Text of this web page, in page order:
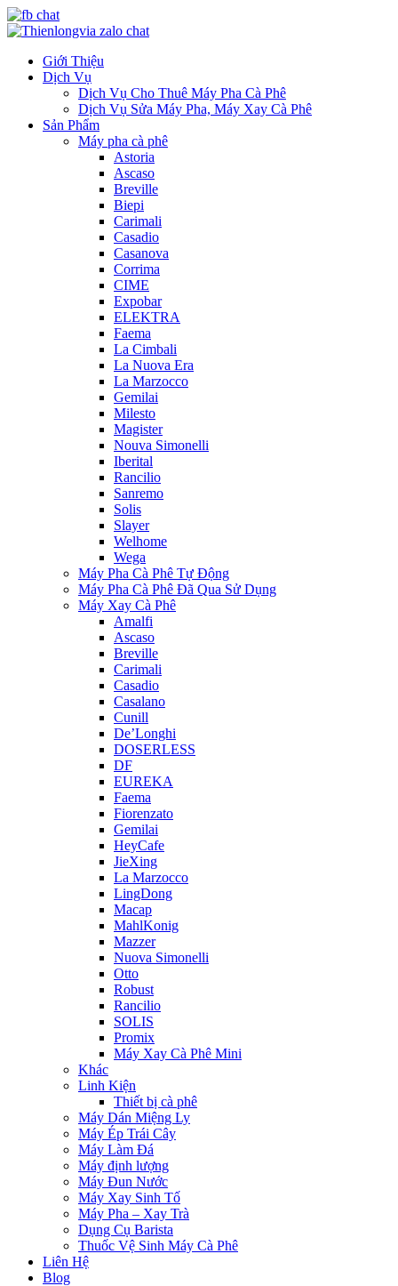
Giới Thiệu
Dịch Vụ
Dịch Vụ Cho Thuê Máy Pha Cà Phê
Dịch Vụ Sửa Máy Pha, Máy Xay Cà Phê
Sản Phẩm
Máy pha cà phê
Astoria
Ascaso
Breville
Biepi
Carimali
Casadio
Casanova
Corrima
CIME
Expobar
ELEKTRA
Faema
La Cimbali
La Nuova Era
La Marzocco
Gemilai
Milesto
Magister
Nouva Simonelli
Iberital
Rancilio
Sanremo
Solis
Slayer
Welhome
Wega
Máy Pha Cà Phê Tự Động
Máy Pha Cà Phê Đã Qua Sử Dụng
Máy Xay Cà Phê
Amalfi
Ascaso
Breville
Carimali
Casadio
Casalano
Cunill
De’Longhi
DOSERLESS
DF
EUREKA
Faema
Fiorenzato
Gemilai
HeyCafe
JieXing
La Marzocco
LingDong
Macap
MahlKonig
Mazzer
Nuova Simonelli
Otto
Robust
Rancilio
SOLIS
Promix
Máy Xay Cà Phê Mini
Khác
Linh Kiện
Thiết bị cà phê
Máy Dán Miệng Ly
Máy Ép Trái Cây
Máy Làm Đá
Máy định lượng
Máy Đun Nước
Máy Xay Sinh Tố
Máy Pha – Xay Trà
Dụng Cụ Barista
Thuốc Vệ Sinh Máy Cà Phê
Liên Hệ
Blog